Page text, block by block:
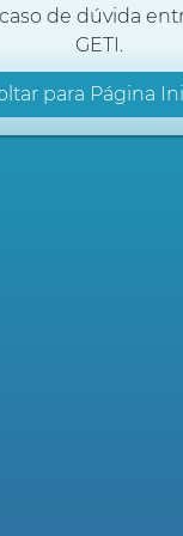
de dúvida
GETI.
para Página